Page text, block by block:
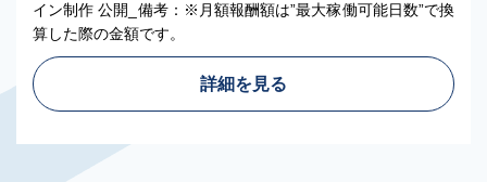
イン制作 公開_備考：※月額報酬額は”最大稼働可能日数”で換
算した際の金額です。
詳細を見る